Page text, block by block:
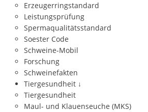
Erzeugerringstandard
Leistungsprüfung
Spermaqualitätsstandard
Soester Code
Schweine-Mobil
Forschung
Schweinefakten
Tiergesundheit ↓
Tiergesundheit
Maul- und Klauenseuche (MKS)